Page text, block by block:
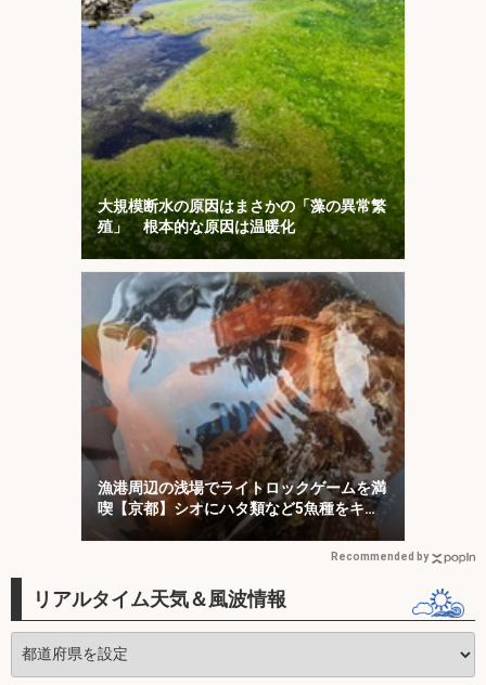
大規模断水の原因はまさかの「藻の異常繁
殖」 根本的な原因は温暖化
漁港周辺の浅場でライトロックゲームを満
喫【京都】シオにハタ類など5魚種をキャ
ッチ！
Recommended by
リアルタイム天気＆風波情報